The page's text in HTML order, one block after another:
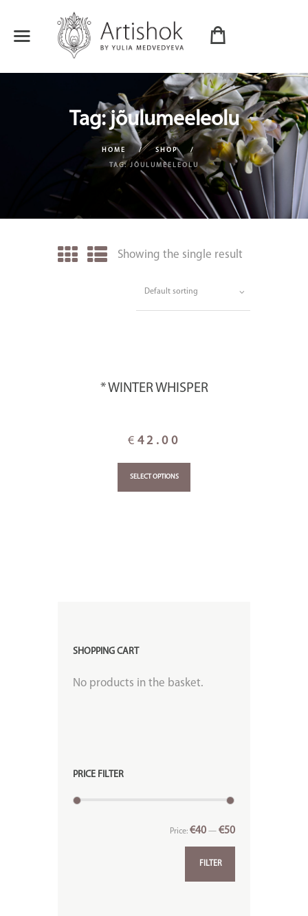
Tag: jõulumeeleolu
HOME
SHOP
TAG: JÕULUMEELEOLU
Showing the single result
* WINTER WHISPER
€ 42.00
SELECT OPTIONS
SHOPPING CART
No products in the basket.
PRICE FILTER
FILTER
Price:€40 —€50